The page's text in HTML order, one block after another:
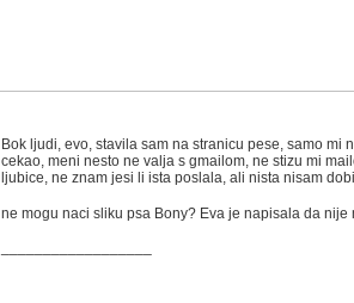
Bok ljudi, evo, stavila sam na stranicu pese, samo
cekao, meni nesto ne valja s gmailom, ne stizu mi
ljubice, ne znam jesi li ista poslala, ali nista nisam
ne mogu naci sliku psa Bony? Eva je napisala da